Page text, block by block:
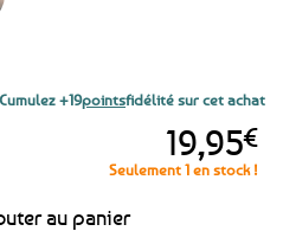
19,95€
Seulement 1 en stock !
au panier
Cumulez +19pointsfidélité sur cet achat